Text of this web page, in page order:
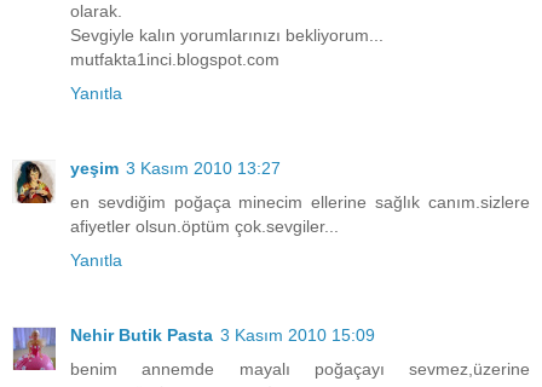
olarak.
Sevgiyle kalın yorumlarınızı bekliyorum...
mutfakta1inci.blogspot.com
Yanıtla
yeşim 3 Kasım 2010 13:27
en sevdiğim poğaça minecim ellerine sağlık canım.sizlere
afiyetler olsun.öptüm çok.sevgiler...
Yanıtla
Nehir Butik Pasta 3 Kasım 2010 15:09
benim annemde mayalı poğaçayı sevmez,üzerine